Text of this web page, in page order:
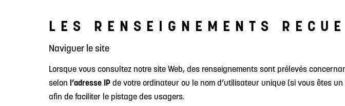
LES RENSEIGNEMENTS
Naviguer le site
Lorsque vous consultez notre site Web, des renseignements sont prélevés
selon l’adresse IP de votre ordinateur ou le nom d’utilisateur unique (si vous êtes
afin de faciliter le pistage des usagers.